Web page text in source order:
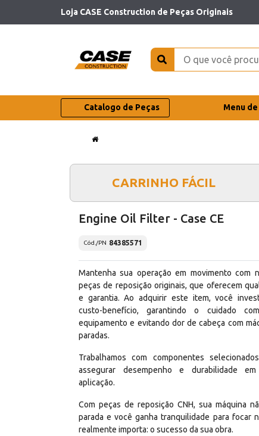
Loja CASE Construction de Peças Originais
Catalogo de Peças Menu
CARRINHO FÁCIL
Engine Oil Filter - Case CE
Cód./PN 84385571
Mantenha sua operação em movimento com
peças de reposição originais, que oferecem
e garantia. Ao adquirir este item, você
custo-benefício, garantindo o cuidado
equipamento e evitando dor de cabeça com
paradas.
Trabalhamos com componentes
assegurar desempenho e durabilidade
aplicação.
Com peças de reposição CNH, sua máquina
parada e você ganha tranquilidade para focar
realmente importa: o sucesso da sua obra.